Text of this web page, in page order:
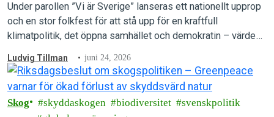
Under parollen ”Vi är Sverige” lanseras ett nationellt upprop
och en stor folkfest för att stå upp för en kraftfull
klimatpolitik, det öppna samhället och demokratin – värden
Ludvig Tillman juni 24, 2026
Skog skyddaskogen biodiversitet
svenskpolitik